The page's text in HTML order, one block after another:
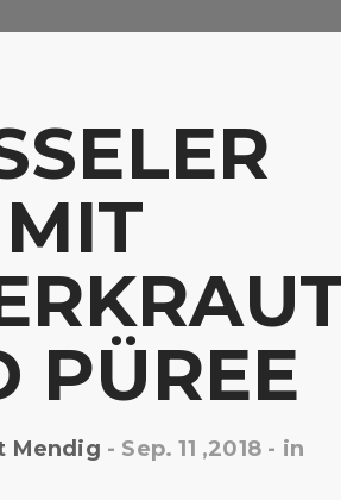
MIT
PÜREE
Mendig - Sep. 11 ,2018 - in